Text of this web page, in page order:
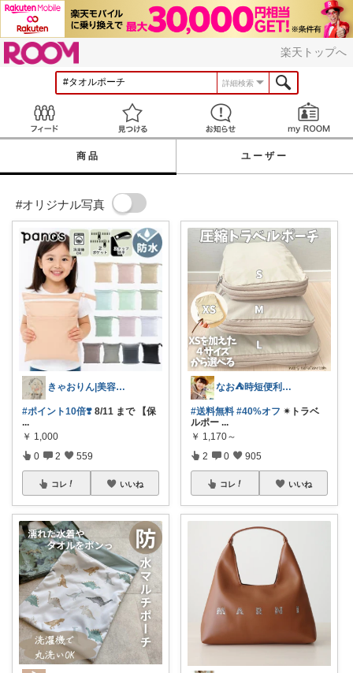
楽天トップへ
詳細検索
見つける お知らせ
商品 ユーザー
#オリジナル写真
きゃおりん|美容好き3児ママ
#ポイント10倍❣️ 8/11 まで 【保
...
￥ 1,000
0 2 559
コレ いいね
なお⛺️時短便利グッズ好き♡オリ写多め♪
#送料無料 #40%オフ ✴︎トラベ
ルポー ...
￥ 1,170～
2 0 905
コレ いいね